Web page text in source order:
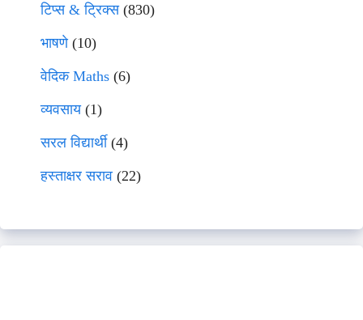
टिप्स & ट्रिक्स(830)
भाषणे(10)
वेदिक Maths (6)
व्यवसाय(1)
सरल विद्यार्थी(4)
हस्ताक्षर सराव (22)